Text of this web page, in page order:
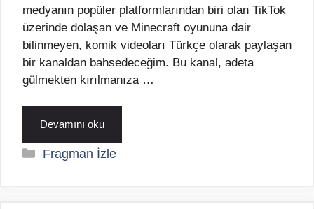
medyanın popüler platformlarından biri olan TikTok
üzerinde dolaşan ve Minecraft oyununa dair
bilinmeyen, komik videoları Türkçe olarak paylaşan
bir kanaldan bahsedeceğim. Bu kanal, adeta
gülmekten kırılmanıza …
Devamını oku
Kategoriler
Fragman İzle